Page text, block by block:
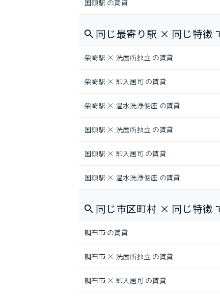
国領駅 の賃貸
同じ最寄り駅 × 同じ特徴
柴崎駅 × 洗面所独立 の賃貸
柴崎駅 × 即入居可 の賃貸
柴崎駅 × 温水洗浄便座 の賃貸
国領駅 × 洗面所独立 の賃貸
国領駅 × 即入居可 の賃貸
国領駅 × 温水洗浄便座 の賃貸
同じ市区町村 × 同じ特徴
調布市 の賃貸
調布市 × 洗面所独立 の賃貸
調布市 × 即入居可 の賃貸